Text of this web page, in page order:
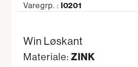
Varegrp. : I0201
Win Løskant
Materiale: ZINK